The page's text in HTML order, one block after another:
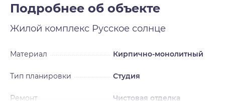
русских исторических стилей в нашем
времени. Источниками вдохновения для
архитекторов послужили русский и неорусский
искусстве, существовавшие в нашей стране в
революцией на пике развития. Смотреть на
Подробнее об объекте
Жилой комплекс Русское солнце
Материал Кирпично-монолитный
Тип планировки Студия
Ремонт Чистовая отделка